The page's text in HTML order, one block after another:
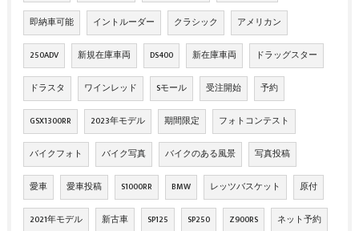
即納車可能 イントルーダー クラシック アメリカン
250ADV 新規在庫車両 DS400 新在庫車両 ドラッグスター
ドラスタ ワインレッド Sモール 受注開始 予約
GSX1300RR 2023年モデル 期間限定 フォトコンテスト
バイクフォト バイク写真 バイクのある風景 写真投稿
愛車 愛車投稿 S1000RR BMW レッツバスケット 原付
2021年モデル 新古車 SP125 SP250 Z900RS ネット予約